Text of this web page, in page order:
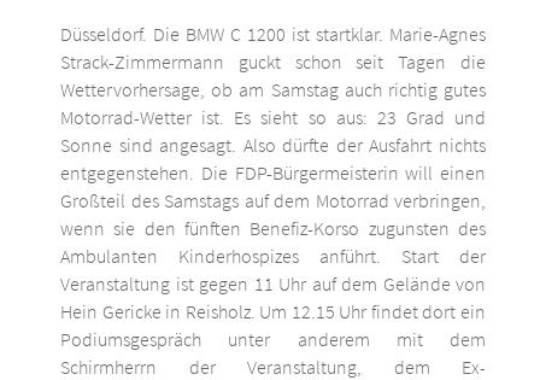
Düsseldorf. Die BMW C 1200 ist startklar. Marie-Agnes
Strack-Zimmermann guckt schon seit Tagen die
Wettervorhersage, ob am Samstag auch richtig gutes
Motorrad-Wetter ist. Es sieht so aus: 23 Grad und
Sonne sind angesagt. Also dürfte der Ausfahrt nichts
entgegenstehen. Die FDP-Bürgermeisterin will einen
Großteil des Samstags auf dem Motorrad verbringen,
wenn sie den fünften Benefiz-Korso zugunsten des
Ambulanten Kinderhospizes anführt. Start der
Veranstaltung ist gegen 11 Uhr auf dem Gelände von
Hein Gericke in Reisholz. Um 12.15 Uhr findet dort ein
Podiumsgespräch unter anderem mit dem
Schirmherrn der Veranstaltung, dem Ex-